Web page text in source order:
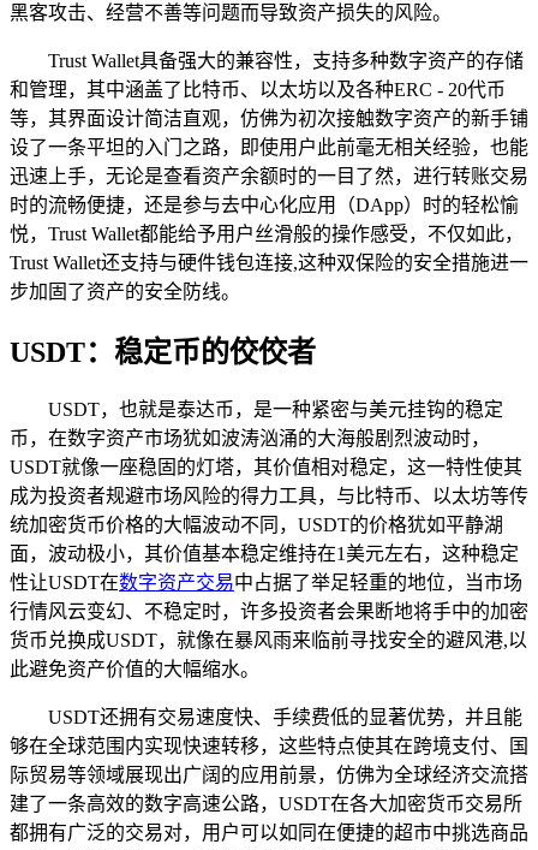
黑客攻击、经营不善等问题而导致资产损失的风险。
Trust Wallet具备强大的兼容性，支持多种数字资产的存储
和管理，其中涵盖了比特币、以太坊以及各种ERC - 20代币
等，其界面设计简洁直观，仿佛为初次接触数字资产的新手铺
设了一条平坦的入门之路，即使用户此前毫无相关经验，也能
迅速上手，无论是查看资产余额时的一目了然，进行转账交易
时的流畅便捷，还是参与去中心化应用（DApp）时的轻松愉
悦，Trust Wallet都能给予用户丝滑般的操作感受，不仅如此，
Trust Wallet还支持与硬件钱包连接,这种双保险的安全措施进一
步加固了资产的安全防线。
USDT：稳定币的佼佼者
USDT，也就是泰达币，是一种紧密与美元挂钩的稳定
币，在数字资产市场犹如波涛汹涌的大海般剧烈波动时，
USDT就像一座稳固的灯塔，其价值相对稳定，这一特性使其
成为投资者规避市场风险的得力工具，与比特币、以太坊等传
统加密货币价格的大幅波动不同，USDT的价格犹如平静湖
面，波动极小，其价值基本稳定维持在1美元左右，这种稳定
性让USDT在数字资产交易中占据了举足轻重的地位，当市场
行情风云变幻、不稳定时，许多投资者会果断地将手中的加密
货币兑换成USDT，就像在暴风雨来临前寻找安全的避风港,以
此避免资产价值的大幅缩水。
USDT还拥有交易速度快、手续费低的显著优势，并且能
够在全球范围内实现快速转移，这些特点使其在跨境支付、国
际贸易等领域展现出广阔的应用前景，仿佛为全球经济交流搭
建了一条高效的数字高速公路，USDT在各大加密货币交易所
都拥有广泛的交易对，用户可以如同在便捷的超市中挑选商品